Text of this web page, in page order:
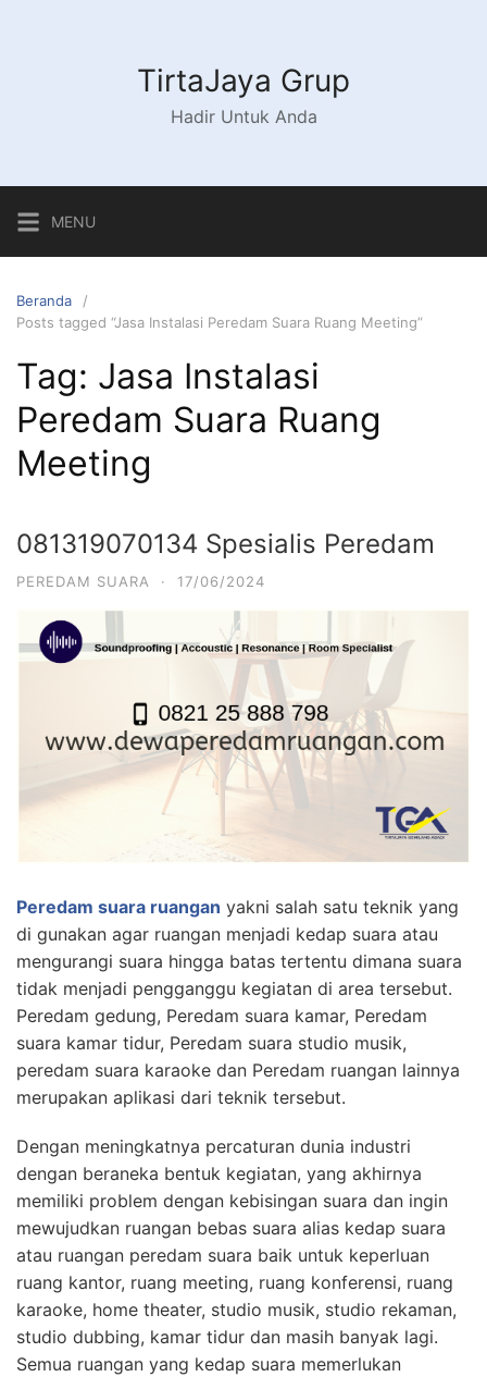
TirtaJaya Grup
Hadir Untuk Anda
MENU
Beranda
Posts tagged “Jasa Instalasi Peredam Suara Ruang Meeting”
Tag: Jasa Instalasi
Peredam Suara Ruang
Meeting
081319070134 Spesialis Peredam
PEREDAM SUARA · 17/06/2024
Peredam suara ruangan yakni salah satu teknik yang
di gunakan agar ruangan menjadi kedap suara atau
mengurangi suara hingga batas tertentu dimana suara
tidak menjadi pengganggu kegiatan di area tersebut.
Peredam gedung, Peredam suara kamar, Peredam
suara kamar tidur, Peredam suara studio musik,
peredam suara karaoke dan Peredam ruangan lainnya
merupakan aplikasi dari teknik tersebut.
Dengan meningkatnya percaturan dunia industri
dengan beraneka bentuk kegiatan, yang akhirnya
memiliki problem dengan kebisingan suara dan ingin
mewujudkan ruangan bebas suara alias kedap suara
atau ruangan peredam suara baik untuk keperluan
ruang kantor, ruang meeting, ruang konferensi, ruang
karaoke, home theater, studio musik, studio rekaman,
studio dubbing, kamar tidur dan masih banyak lagi.
Semua ruangan yang kedap suara memerlukan